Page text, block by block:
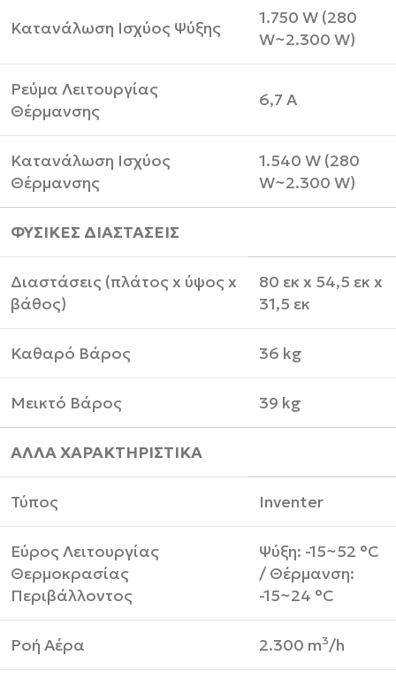
Κατανάλωση Ισχύος Ψύξης
1.750 W (280
W~2.300 W)
Ρεύμα Λειτουργίας
Θέρμανσης
6,7 A
Κατανάλωση Ισχύος
Θέρμανσης
1.540 W (280
W~2.300 W)
ΦΥΣΙΚΕΣ ΔΙΑΣΤΑΣΕΙΣ
Διαστάσεις (πλάτος x ύψος x
βάθος)
80 εκ x 54,5 εκ x
31,5 εκ
Καθαρό Βάρος 36 kg
Μεικτό Βάρος 39 kg
ΑΛΛΑ ΧΑΡΑΚΤΗΡΙΣΤΙΚΑ
Τύπος Inventer
Εύρος Λειτουργίας
Θερμοκρασίας
Περιβάλλοντος
Ψύξη: -15~52 °C
/ Θέρμανση:
-15~24 °C
Ροή Αέρα 2.300 m³/h